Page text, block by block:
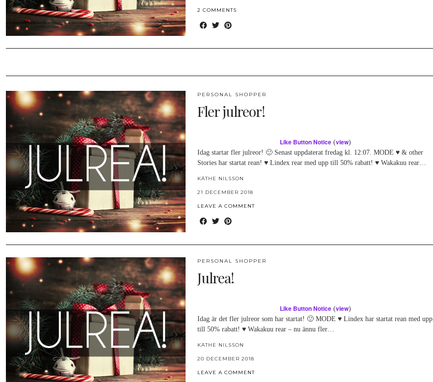
2 COMMENTS
PERSONAL SHOPPER
Fler julreor!
Like Button Notice (view)
Idag startar fler julreor! 🙂 Senast uppdaterat fredag kl. 12:07. MODE ♥ & other
Stories har startat rean! ♥ Lindex rear med upp till 50% rabatt! ♥ Wakakuu rear…
KÄTHE NILSSON
21 DECEMBER 2018
LEAVE A COMMENT
PERSONAL SHOPPER
Julrea!
Like Button Notice (view)
Idag är det fler julreor som har startat! 🙂 MODE ♥ Lindex har startat rean med upp
till 50% rabatt! ♥ Wakakuu rear – nu ännu fler…
KÄTHE NILSSON
20 DECEMBER 2018
LEAVE A COMMENT